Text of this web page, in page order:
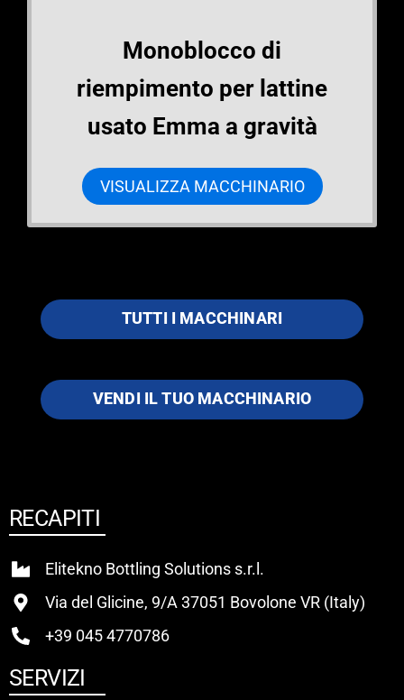
Monoblocco di
riempimento per lattine
usato Emma a gravità
VISUALIZZA MACCHINARIO
TUTTI I MACCHINARI
VENDI IL TUO MACCHINARIO
RECAPITI
Elitekno Bottling Solutions s.r.l.
Via del Glicine, 9/A 37051 Bovolone VR (Italy)
+39 045 4770786
SERVIZI